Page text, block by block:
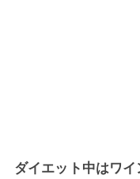
ダイエット中はワ